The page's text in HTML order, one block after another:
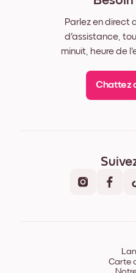
Parlez en direct
d'assistance,
minuit, heure de
Chattez
Carte